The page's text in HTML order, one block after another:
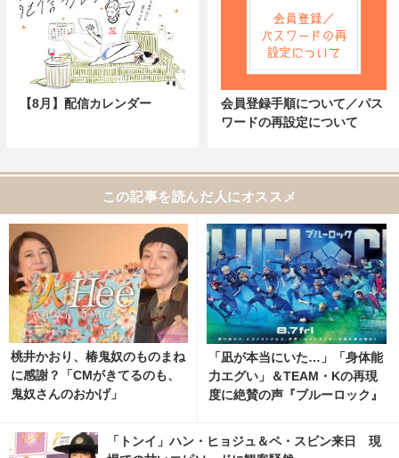
【8月】配信カレンダー
会員登録手順について／パス
ワードの再設定について
この記事を読んだ人にオススメ
桃井かおり、椿鬼奴のものまね
に感謝？「CMがきてるのも、
鬼奴さんのおかげ」
「凪が本当にいた…」「身体能
力エグい」＆TEAM・Kの再現
度に絶賛の声『ブルーロック』
「トンイ」ハン・ヒョジュ＆ペ・スビン来日 現